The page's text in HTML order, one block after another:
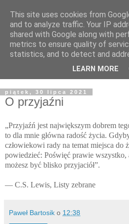
Żyjąc wiarą w
świecie
Blog pastora Pawła Bartosika
piątek, 30 lipca 2021
O przyjaźni
„Przyjaźń jest największym dobrem
to dla mnie główna radość życia.
człowiekowi rady na temat miejsca do
powiedzieć: Poświęć prawie wszystko,
możesz być blisko przyjaciół”.
— C.S. Lewis, Listy zebrane
Paweł Bartosik o 12:38
This site uses cookies from
and to analyze traffic. Your IP
shared with Google along with
metrics to ensure quality of
statistics, and to detect and
LEARN MORE